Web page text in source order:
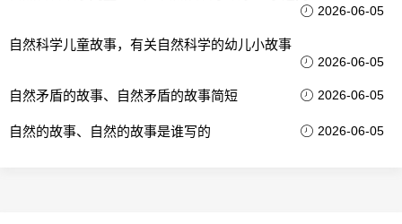
2026-06-05
自然科学儿童故事，有关自然科学的幼儿小故事
2026-06-05
自然矛盾的故事、自然矛盾的故事简短 2026-06-05
自然的故事、自然的故事是谁写的 2026-06-05